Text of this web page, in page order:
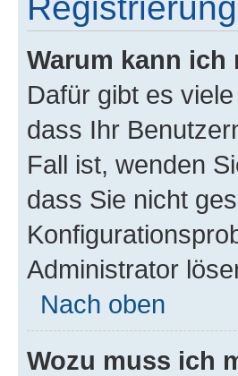
Warum kann
Dafür gibt es
dass Ihr
Fall ist, wenden
dass Sie nicht
Administrator
Nach oben
Wozu muss ich